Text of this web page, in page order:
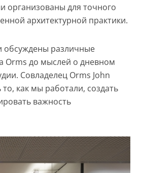
организованы для точного
архитектурной практики.
обсуждены различные
Orms до мыслей о дневном
Совладелец Orms John
как мы работали, создать
важность